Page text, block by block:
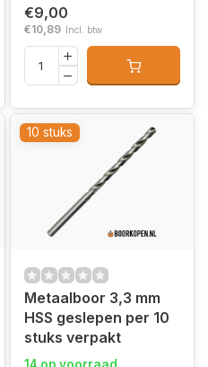
€9,00
€10,89 Incl. btw
10 stuks
Metaalboor 3,3 mm
HSS geslepen per 10
stuks verpakt